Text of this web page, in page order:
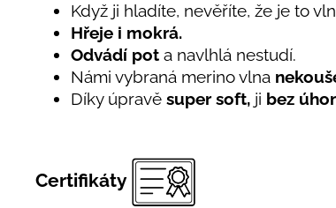
Když ji hladíte, nevěříte, že je to
Hřeje i mokrá.
Odvádí pot a navlhlá nestudí.
Námi vybraná merino vlna
Díky úpravě super soft, ji bez
Certifikáty